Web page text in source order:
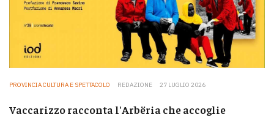
PROVINCIA CULTURA E SPETTACOLO REDAZIONE 27 LUGLIO 2026
Vaccarizzo racconta l'Arbëria che accoglie